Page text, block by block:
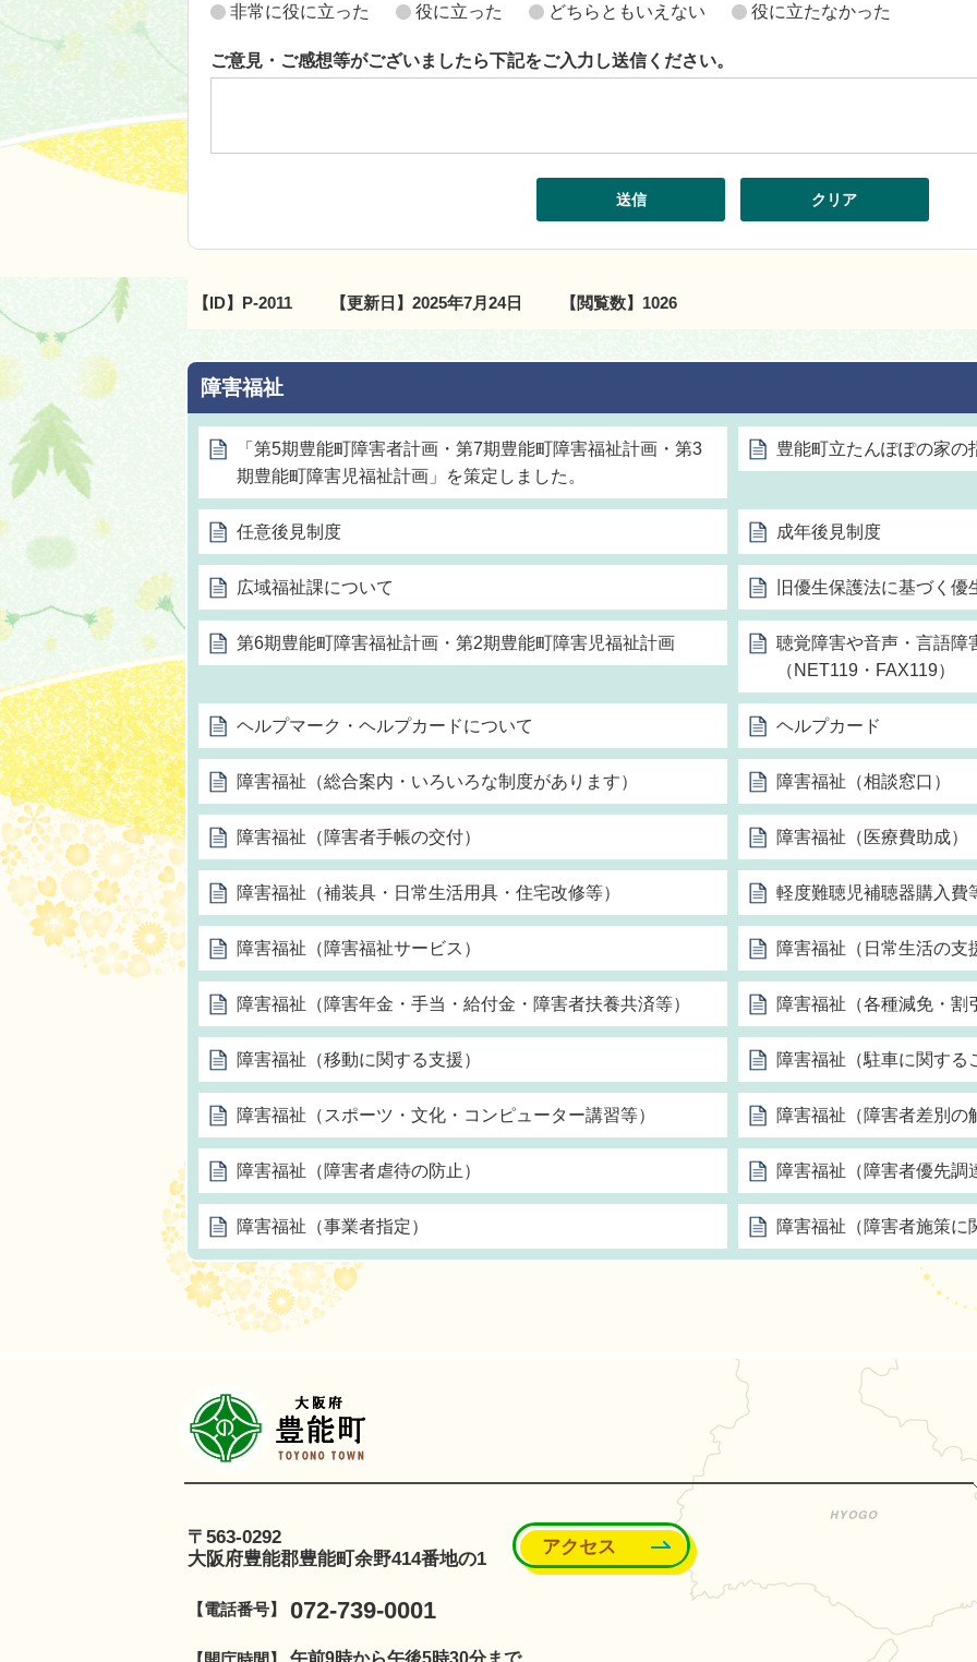
非常に役に立った
役に立った どちらともいえない 役に立たなかった
ご意見・ご感想等がございましたら下記をご入力し送信ください。
【ID】 P-2011 【更新日】 2025年7月24日 【閲覧数】 1026
障害福祉
「第5期豊能町障害者計画・第7期豊能町障害福祉計画・第3
期豊能町障害児福祉計画」を策定しました。
豊能町立たんぽぽの家の
任意後見制度 成年後見制度
広域福祉課について 旧優生保護法に基づく
第6期豊能町障害福祉計画・第2期豊能町障害児福祉計画
聴覚障害や音声・言語障
（NET119・FAX119）
ヘルプマーク・ヘルプカードについて ヘルプカード
障害福祉（総合案内・いろいろな制度があります） 障害福祉（相談窓口）
障害福祉（障害者手帳の交付） 障害福祉（医療費助成）
障害福祉（補装具・日常生活用具・住宅改修等） 軽度難聴児補聴器購入費
障害福祉（障害福祉サービス） 障害福祉（日常生活の支
障害福祉（障害年金・手当・給付金・障害者扶養共済等） 障害福祉（各種減免・割
障害福祉（移動に関する支援） 障害福祉（駐車に関する
障害福祉（スポーツ・文化・コンピューター講習等） 障害福祉（障害者差別の
障害福祉（障害者虐待の防止） 障害福祉（障害者優先調
障害福祉（事業者指定） 障害福祉（障害者施策に
〒563-0292
大阪府豊能郡豊能町余野414番地の1
アクセス
【電話番号】 072-739-0001
午前9時から午後5時30分まで